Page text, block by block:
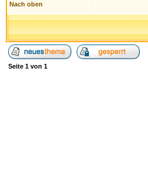
Nach oben
Seite 1 von 1